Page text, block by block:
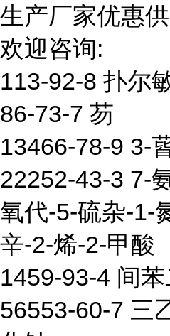
生产厂家优惠
欢迎咨询:
113-92-8 扑尔
86-73-7 芴
13466-78-9 3-
22252-43-3 7-
氧代-5-硫杂-1-
辛-2-烯-2-甲酸
1459-93-4 间
56553-60-7 三